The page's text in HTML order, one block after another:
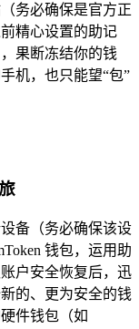
务必确保是官方正
精心设置的助记
果断冻结你的钱
机，也只能望“包”
备（务必确保该设
钱包，运用助
户安全恢复后，迅
的、更为安全的钱
件钱包（如